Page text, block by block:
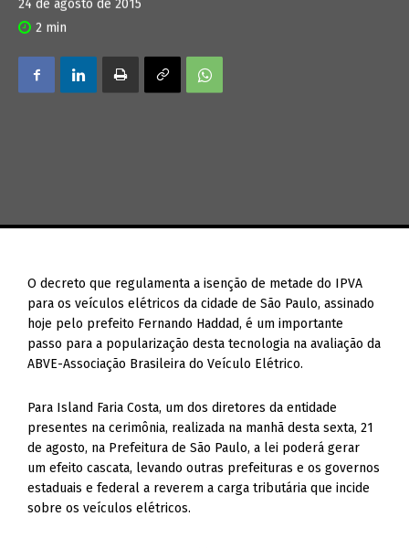
24 de agosto de 2015
2 min
O decreto que regulamenta a isenção de metade do IPVA
para os veículos elétricos da cidade de São Paulo, assinado
hoje pelo prefeito Fernando Haddad, é um importante
passo para a popularização desta tecnologia na avaliação da
ABVE-Associação Brasileira do Veículo Elétrico.
Para Island Faria Costa, um dos diretores da entidade
presentes na cerimônia, realizada na manhã desta sexta, 21
de agosto, na Prefeitura de São Paulo, a lei poderá gerar
um efeito cascata, levando outras prefeituras e os governos
estaduais e federal a reverem a carga tributária que incide
sobre os veículos elétricos.